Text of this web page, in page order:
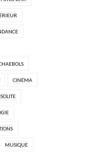
CINÉMA
MUSIQUE